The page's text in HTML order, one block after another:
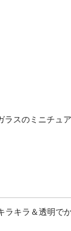
スのミニチュ
ラキラ＆透明で